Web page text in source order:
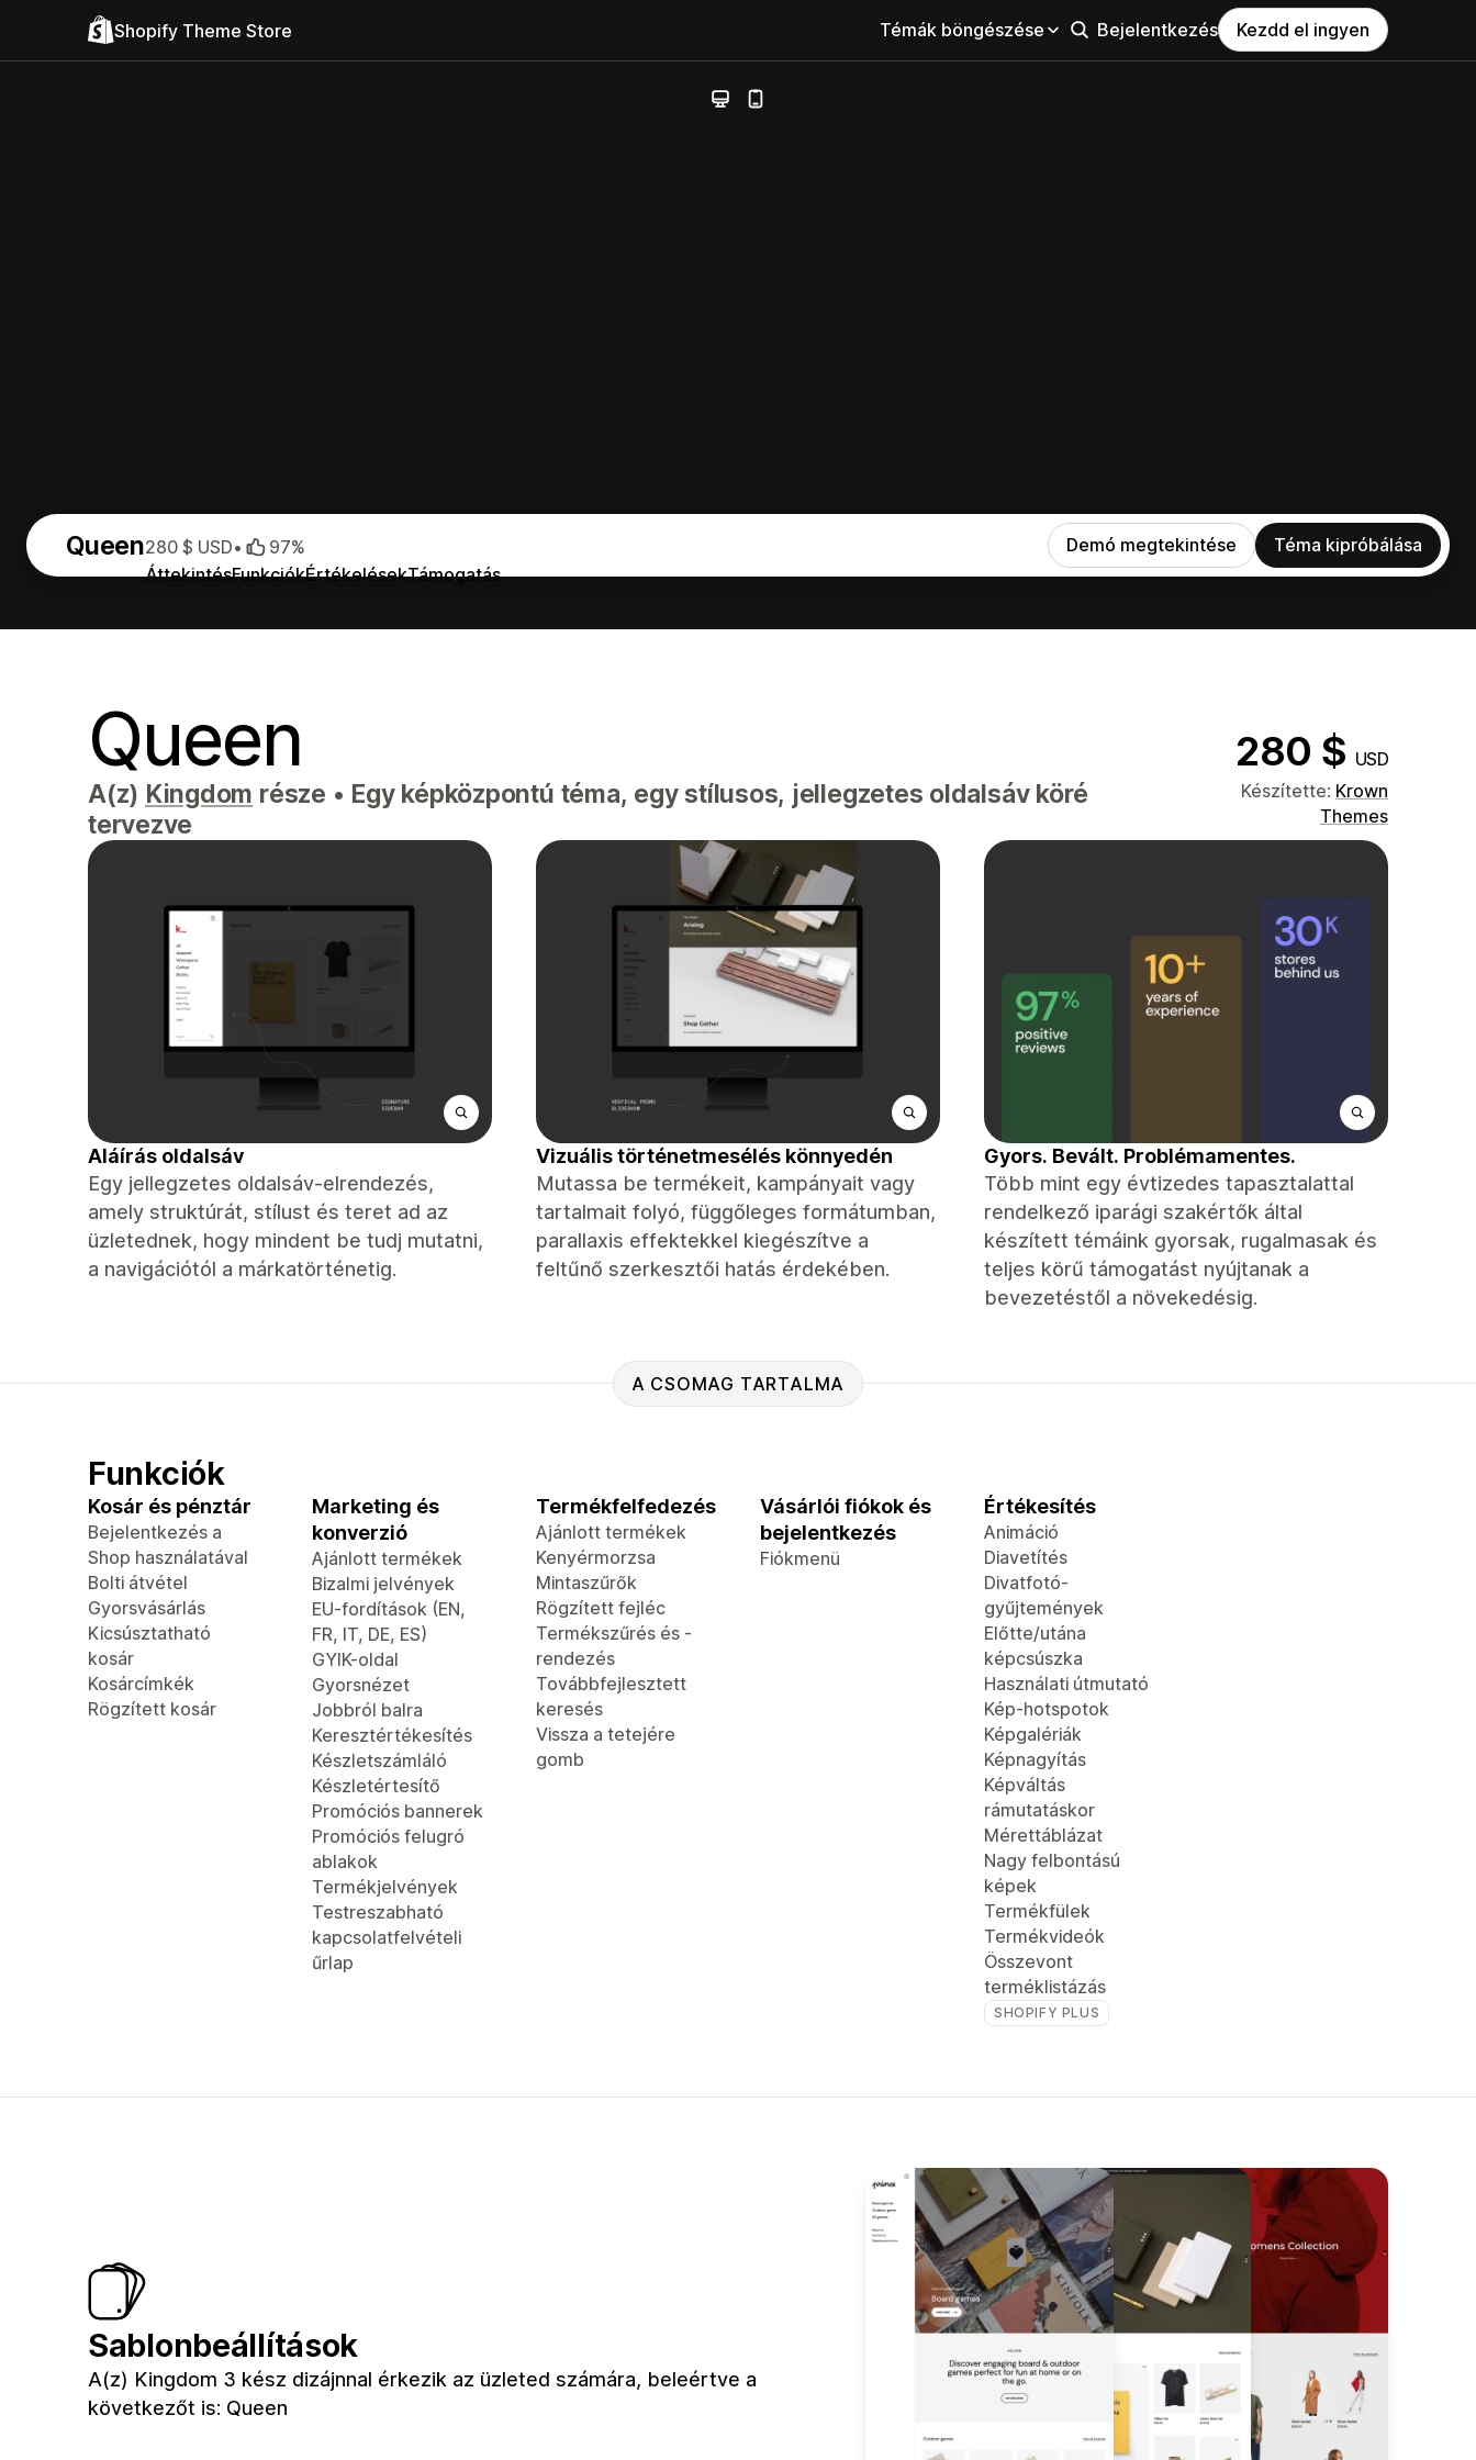
Shopify Theme Store Témák böngészése Bejelentkezés Kezdd el ingyen
Queen
ÁttekintésFunkciókÉrtékelésekTámogatás
280 $ USD• 97% Demó megtekintése Téma kipróbálása
Queen 280 $ USD
A(z) Kingdom része • Egy képközpontú téma, egy stílusos, jellegzetes oldalsáv köré
tervezve
Készítette: Krown
Themes
Aláírás oldalsáv
Egy jellegzetes oldalsáv-elrendezés,
amely struktúrát, stílust és teret ad az
üzletednek, hogy mindent be tudj mutatni,
a navigációtól a márkatörténetig.
Vizuális történetmesélés könnyedén
Mutassa be termékeit, kampányait vagy
tartalmait folyó, függőleges formátumban,
parallaxis effektekkel kiegészítve a
feltűnő szerkesztői hatás érdekében.
Gyors. Bevált. Problémamentes.
Több mint egy évtizedes tapasztalattal
rendelkező iparági szakértők által
készített témáink gyorsak, rugalmasak és
teljes körű támogatást nyújtanak a
bevezetéstől a növekedésig.
A CSOMAG TARTALMA
Funkciók
Kosár és pénztár
Bejelentkezés a
Shop használatával
Bolti átvétel
Gyorsvásárlás
Kicsúsztatható
kosár
Kosárcímkék
Rögzített kosár
Marketing és
konverzió
Ajánlott termékek
Bizalmi jelvények
EU-fordítások (EN,
FR, IT, DE, ES)
GYIK-oldal
Gyorsnézet
Jobbról balra
Keresztértékesítés
Készletszámláló
Készletértesítő
Promóciós bannerek
Promóciós felugró
ablakok
Termékjelvények
Testreszabható
kapcsolatfelvételi
űrlap
Termékfelfedezés
Ajánlott termékek
Kenyérmorzsa
Mintaszűrők
Rögzített fejléc
Termékszűrés és -
rendezés
Továbbfejlesztett
keresés
Vissza a tetejére
gomb
Vásárlói fiókok és
bejelentkezés
Fiókmenü
Értékesítés
Animáció
Diavetítés
Divatfotó-
gyűjtemények
Előtte/utána
képcsúszka
Használati útmutató
Kép-hotspotok
Képgalériák
Képnagyítás
Képváltás
rámutatáskor
Mérettáblázat
Nagy felbontású
képek
Termékfülek
Termékvideók
Összevont
terméklistázás
SHOPIFY PLUS
Sablonbeállítások
A(z) Kingdom 3 kész dizájnnal érkezik az üzleted számára, beleértve a
következőt is: Queen